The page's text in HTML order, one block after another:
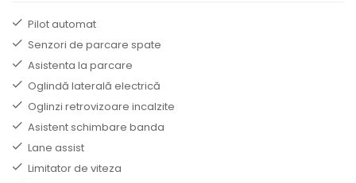
Pilot automat
Senzori de parcare spate
Asistenta la parcare
Oglindă laterală electrică
Oglinzi retrovizoare incalzite
Asistent schimbare banda
Lane assist
Limitator de viteza